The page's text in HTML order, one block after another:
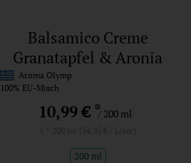
Balsamico Creme
Granatapfel & Aronia
Aroma Olymp
100% EU-Misch
10,99 €*/ 200 ml
200 ml